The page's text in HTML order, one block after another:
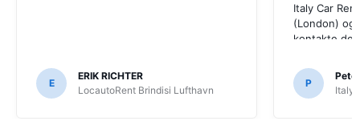
E
ERIK RICHTER
LocautoRent Brindisi Lufthavn
Italy Car
(London) og
kontakte
P
Italy